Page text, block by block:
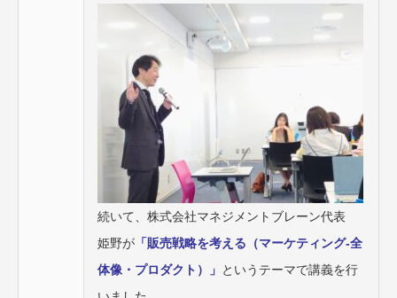
続いて、株式会社マネジメントブレーン代表
姫野が 「販売戦略を考える（マーケティング‐全
体像・プロダクト）」 というテーマで講義を行